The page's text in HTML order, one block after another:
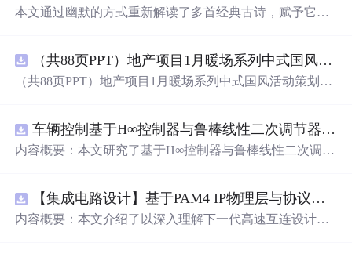
本文通过幽默的方式重新解读了多首经典古诗，赋予它们
（共88页PPT）地产项目1月暖场系列中式国风活动策划方案.pptx
（共88页PPT）地产项目1月暖场系列中式国风活动策划方
车辆控制基于H∞控制器与鲁棒线性二次调节器RLQR的铰接式重型车辆的稳健路径跟踪控制研究（Matlab代码实现）
内容概要：本文研究了基于H∞控制器与鲁棒线性二次调节
工况下路径跟踪精度低、稳定性差的问题，提出结合H∞控
制与RLQR的复合控制策略，以提升系统对参数不确定
【集成电路设计】基于PAM4 IP物理层与协议兼容性验证：5nm工艺下高速互连系统电气合规测试平台
内容概要：本文介绍了以深入理解下一代高速互连设计的